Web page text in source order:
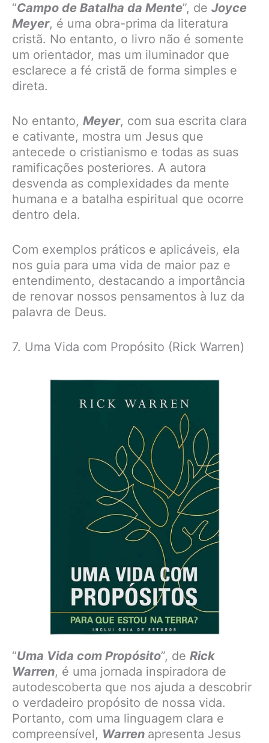
“Campo de Batalha da Mente”, de Joyce
Meyer, é uma obra-prima da literatura
cristã. No entanto, o livro não é somente
um orientador, mas um iluminador que
esclarece a fé cristã de forma simples e
direta.
No entanto, Meyer, com sua escrita clara
e cativante, mostra um Jesus que
antecede o cristianismo e todas as suas
ramificações posteriores. A autora
desvenda as complexidades da mente
humana e a batalha espiritual que ocorre
dentro dela.
Com exemplos práticos e aplicáveis, ela
nos guia para uma vida de maior paz e
entendimento, destacando a importância
de renovar nossos pensamentos à luz da
palavra de Deus.
7. Uma Vida com Propósito (Rick Warren)
“Uma Vida com Propósito”, de Rick
Warren, é uma jornada inspiradora de
autodescoberta que nos ajuda a descobrir
o verdadeiro propósito de nossa vida.
Portanto, com uma linguagem clara e
compreensível, Warren apresenta Jesus